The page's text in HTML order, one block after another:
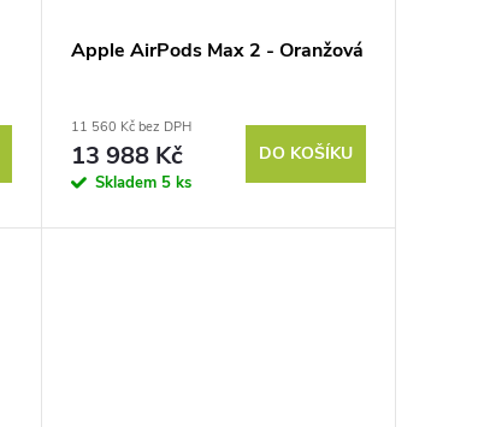
Apple AirPods Max 2 - Oranžová
11 560 Kč bez DPH
13 988 Kč
Skladem 5 ks
DO KOŠÍKU